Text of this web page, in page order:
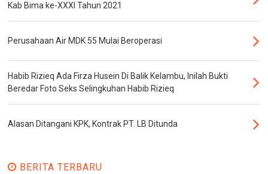
Kab Bima ke-XXXI Tahun 2021
Perusahaan Air MDK 55 Mulai Beroperasi
Habib Rizieq Ada Firza Husein Di Balik Kelambu, Inilah Bukti
Beredar Foto Seks Selingkuhan Habib Rizieq
Alasan Ditangani KPK, Kontrak PT. LB Ditunda
BERITA TERBARU